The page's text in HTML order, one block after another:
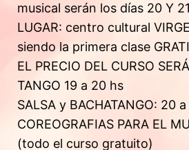
musical serán los días 20 Y
LUGAR: centro cultural
siendo la primera clase
EL PRECIO DEL CURSO
TANGO 19 a 20 hs
SALSA y BACHATANGO: 20
COREOGRAFIAS PARA EL
(todo el curso gratuito)